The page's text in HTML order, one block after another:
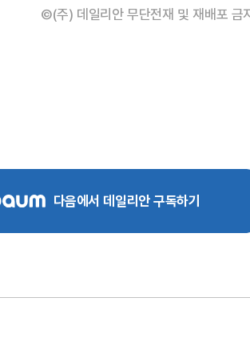
©(주) 데일리안 무단전재 및 재배포 금
다음에서 데일리안 구독하기